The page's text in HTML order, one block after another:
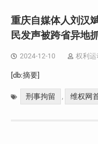
重庆自媒体人刘汉
民发声被跨省异地
2024-12-10 权利运
[db:摘要]
刑事拘留 , 维权网